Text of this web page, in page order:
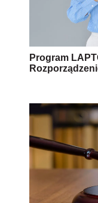
Program